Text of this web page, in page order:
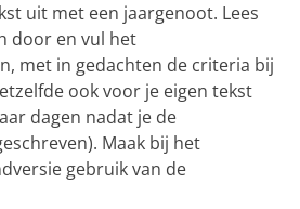
uit met een jaargenoot. Lees
door en vul het
met in gedachten de criteria bij
ook voor je eigen tekst
dagen nadat je de
Maak bij het
gebruik van de